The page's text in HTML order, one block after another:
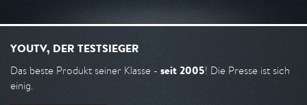
YOUTV, DER TESTSIEGER
Das beste Produkt seiner Klasse - seit 2005! Die Presse ist sich
einig.